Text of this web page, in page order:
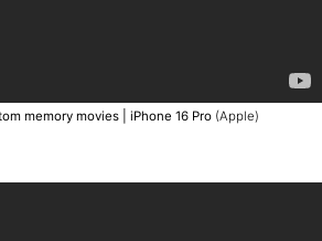
memory movies | iPhone 16 Pro (Apple)